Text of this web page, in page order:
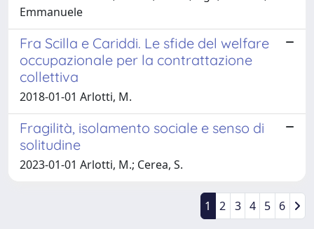
Emmanuele
Fra Scilla e Cariddi. Le sfide del welfare
occupazionale per la contrattazione
collettiva
2018-01-01 Arlotti, M.
Fragilità, isolamento sociale e senso di
solitudine
2023-01-01 Arlotti, M.; Cerea, S.
1 2 3 4 5 6